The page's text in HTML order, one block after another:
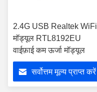
2.4G USB Realtek WiFi
मॉड्यूल RTL8192EU
वाईफ़ाई कम ऊर्जा मॉड्यूल
सर्वोत्तम मूल्य प्राप्त करें